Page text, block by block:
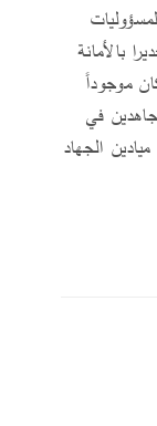
بالأمانة
موجوداً
في
الجهاد